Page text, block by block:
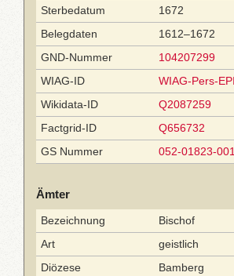
Sterbedatum
1672
Belegdaten
1612–1672
GND-Nummer
104207299
WIAG-ID
WIAG-Pers-
Wikidata-ID
Q2087259
Factgrid-ID
Q656732
GS Nummer
052-01823-001
Ämter
Bezeichnung
Bischof
Art
geistlich
Diözese
Bamberg